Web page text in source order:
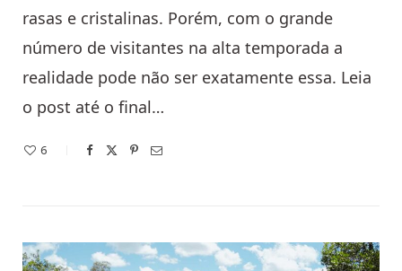
rasas e cristalinas. Porém, com o grande
número de visitantes na alta temporada a
realidade pode não ser exatamente essa. Leia
o post até o final…
6